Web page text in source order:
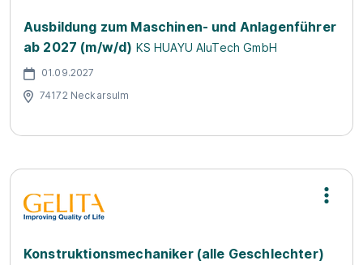
Ausbildung zum Maschinen- und Anlagenführer
ab 2027 (m/w/d) KS HUAYU AluTech GmbH
01.09.2027
74172 Neckarsulm
Konstruktionsmechaniker (alle Geschlechter)